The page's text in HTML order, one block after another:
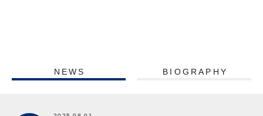
NEWS BIOGRAPHY